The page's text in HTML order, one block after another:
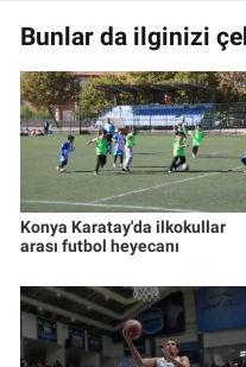
Bunlar da ilginizi
Konya Karatay'da ilkokullar
arası futbol heyecanı